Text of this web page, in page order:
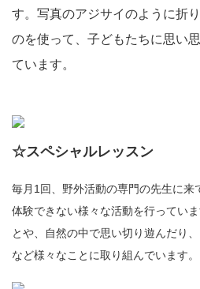
す。写真のアジサイのように折
のを使って、子どもたちに思い
ています。
☆スペシャルレッスン
毎月1回、野外活動の専門の先生に来
体験できない様々な活動を行ってい
とや、自然の中で思い切り遊んだり
など様々なことに取り組んでいます。